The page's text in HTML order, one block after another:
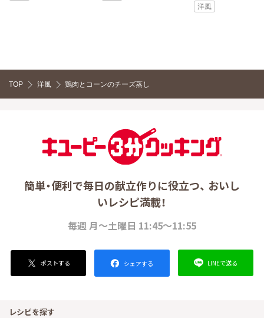
洋風
TOP 洋風 鶏肉とコーンのチーズ蒸し
簡単・便利で毎日の献立作りに役立つ、 おいし
いレシピ満載！
毎週 月～土曜日 11:45～11:55
ポストする シェアする LINEで送る
レシピを探す